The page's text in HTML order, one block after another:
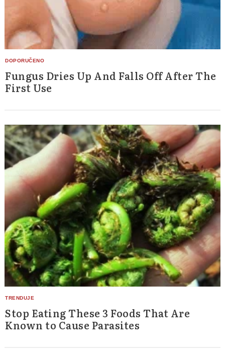
Fungus Dries Up And Falls Off After The
First Use
Stop Eating These 3 Foods That Are
Known to Cause Parasites